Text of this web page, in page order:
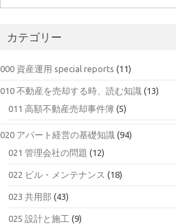
カテゴリー
000 資産運用 special reports (11)
010 不動産を売却する時、読む知識 (13)
011 高額不動産売却事件簿 (5)
020 アパート経営の基礎知識 (94)
021 管理会社の問題 (12)
022 ビル・メンテナンス (18)
023 共用部 (43)
025 設計と施工 (9)